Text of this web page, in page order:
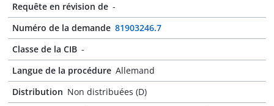
Requête en révision de -
Numéro de la demande 81903246.7
Classe de la CIB -
Langue de la procédure Allemand
Distribution Non distribuées (D)